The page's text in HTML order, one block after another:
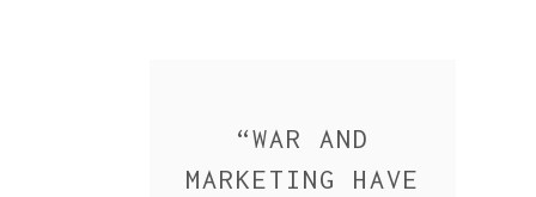
“WAR AND
MARKETING HAVE